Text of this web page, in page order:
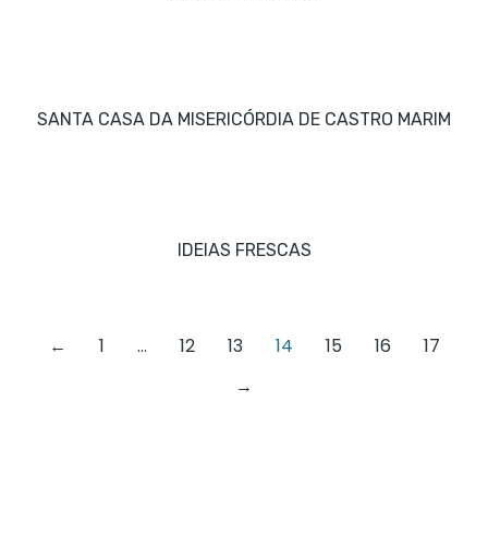
SANTA CASA DA MISERICÓRDIA DE CASTRO MARIM
IDEIAS FRESCAS
← 1 … 12 13 14 15 16
17
→